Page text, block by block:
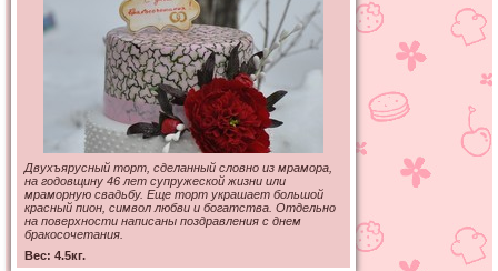
Двухъярусный торт, сделанный словно из мрамора,
на годовщину 46 лет супружеской жизни или
мраморную свадьбу. Еще торт украшает большой
красный пион, символ любви и богатства. Отдельно
на поверхности написаны поздравления с днем
бракосочетания.
Вес: 4.5кг.